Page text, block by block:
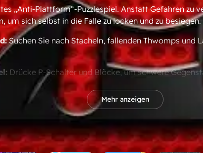
„Anti-Plattform“-Puzzlespiel. Anstatt Gefahren zu
um sich selbst in die Falle zu locken und zu besiegen.
Suchen Sie nach Stacheln, fallenden Thwomps und
Drücke P-Schalter und Blöcke, um schwere
Denken:
Die Lösungen sind höchst unorthodox.
gegen Sie eingesetzt und zwingen Sie, Ihre
von Karoshi Mario
Mehr anzeigen